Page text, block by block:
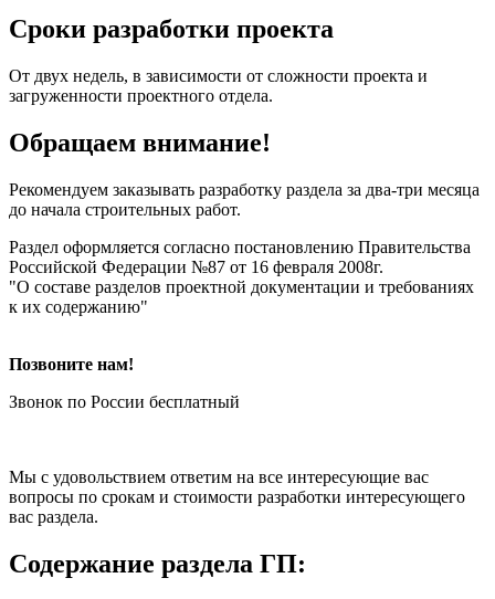
Сроки разработки проекта
От двух недель, в зависимости от сложности проекта и
загруженности проектного отдела.
Обращаем внимание!
Рекомендуем заказывать разработку раздела за два-три месяца
до начала строительных работ.
Раздел оформляется согласно постановлению Правительства
Российской Федерации №87 от 16 февраля 2008г.
"О составе разделов проектной документации и требованиях
к их содержанию"
Позвоните нам!
Звонок по России бесплатный
Мы с удовольствием ответим на все интересующие вас
вопросы по срокам и стоимости разработки интересующего
вас раздела.
Содержание раздела ГП: